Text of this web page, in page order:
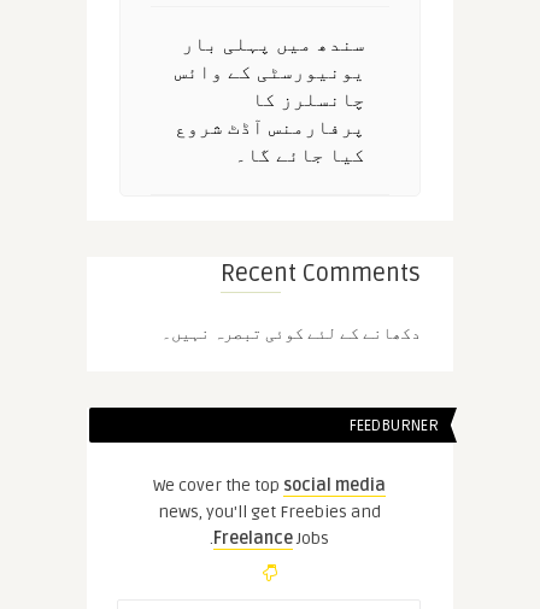
سندھ میں پہلی بار
یونیورسٹی کے وائس
چانسلرز کا
پرفارمنس آڈٹ شروع
کیا جائے گا۔
Recent Comments
دکھانے کے لئے کوئی تبصرہ نہیں۔
FEEDBURNER
We cover the top social media
news, you'll get Freebies and
FreelanceJobs.